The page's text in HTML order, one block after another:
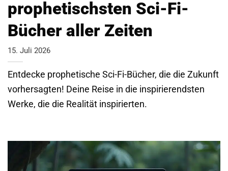
prophetischsten Sci-Fi-
Bücher aller Zeiten
15. Juli 2026
Entdecke prophetische Sci-Fi-Bücher, die die Zukunft
vorhersagten! Deine Reise in die inspirierendsten
Werke, die die Realität inspirierten.